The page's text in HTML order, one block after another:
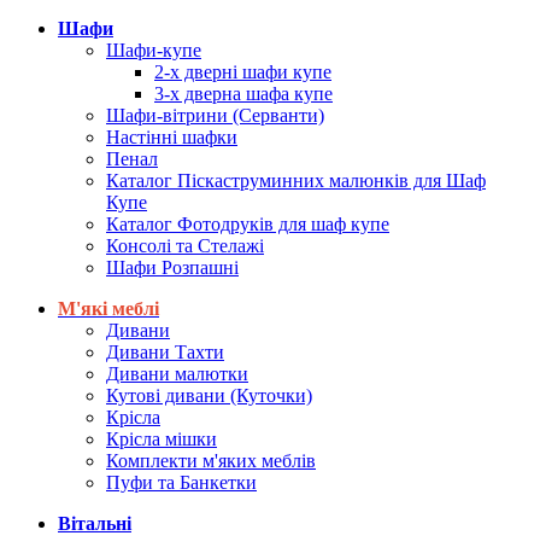
Шафи
Шафи-купе
2-х дверні шафи купе
3-х дверна шафа купе
Шафи-вітрини (Серванти)
Настінні шафки
Пенал
Каталог Піскаструминних малюнків для Шаф
Купе
Каталог Фотодруків для шаф купе
Консолі та Стелажі
Шафи Розпашні
М'які меблі
Дивани
Дивани Тахти
Дивани малютки
Кутові дивани (Куточки)
Крісла
Крісла мішки
Комплекти м'яких меблів
Пуфи та Банкетки
Вітальні